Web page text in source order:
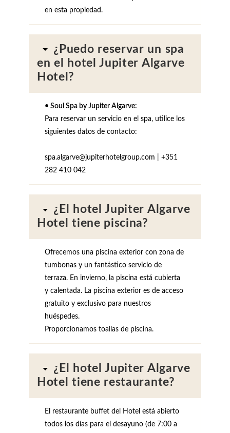
en esta propiedad.
¿Puedo reservar un spa
en el hotel Jupiter Algarve
Hotel?
• Soul Spa by Jupiter Algarve:
Para reservar un servicio en el spa, utilice los
siguientes datos de contacto:
spa.algarve@jupiterhotelgroup.com | +351
282 410 042
¿El hotel Jupiter Algarve
Hotel tiene piscina?
Ofrecemos una piscina exterior con zona de
tumbonas y un fantástico servicio de
terraza. En invierno, la piscina está cubierta
y calentada. La piscina exterior es de acceso
gratuito y exclusivo para nuestros
huéspedes.
Proporcionamos toallas de piscina.
¿El hotel Jupiter Algarve
Hotel tiene restaurante?
El restaurante buffet del Hotel está abierto
todos los días para el desayuno (de 7:00 a